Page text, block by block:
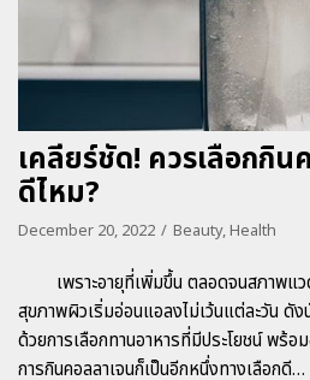
เคลียร์ชัด! ควรเลือกกิ
ดีไหม?
December 20, 2022 Beauty,Health
เพราะอายุที่เพิ่มขึ้น ตลอดจนสภาพแว
สุขภาพผิวเริ่มอ่อนแอลงไม่เว้นแต่ละวัน ดั
ด้วยการเลือกทานอาหารที่มีประโยชน์ พร้อ
การกินคอลลาเจนก็เป็นอีกหนึ่งทางเลือกดี…